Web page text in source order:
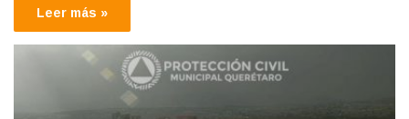
Leer más »